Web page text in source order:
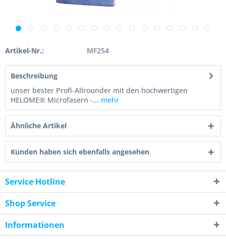
Artikel-Nr.: MF254
Beschreibung
unser bester Profi-Allrounder mit den hochwertigen
HELOME® Microfasern -... mehr
Ähnliche Artikel
Kunden haben sich ebenfalls angesehen
Service Hotline
Shop Service
Informationen